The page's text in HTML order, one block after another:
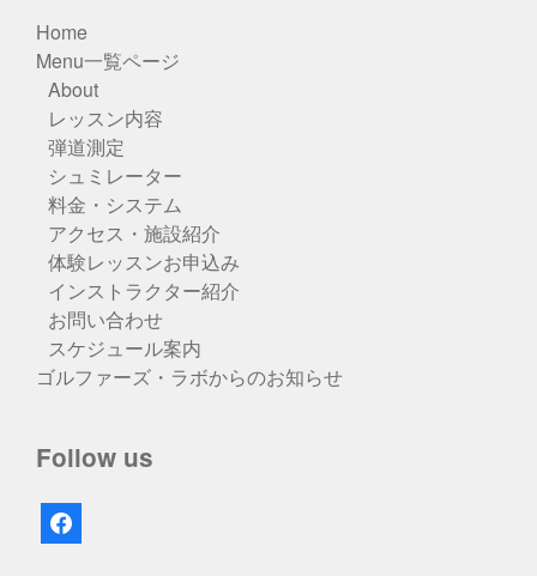
Home
Menu一覧ページ
About
レッスン内容
弾道測定
シュミレーター
料金・システム
アクセス・施設紹介
体験レッスンお申込み
インストラクター紹介
お問い合わせ
スケジュール案内
ゴルファーズ・ラボからのお知らせ
Follow us
facebook